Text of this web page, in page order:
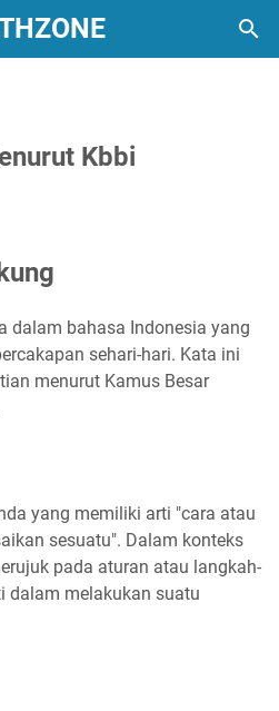
Kbbi
dalam bahasa Indonesia yang
sehari-hari. Kata ini
menurut Kamus Besar
yang memiliki arti "cara atau
sesuatu". Dalam konteks
pada aturan atau langkah-
dalam melakukan suatu